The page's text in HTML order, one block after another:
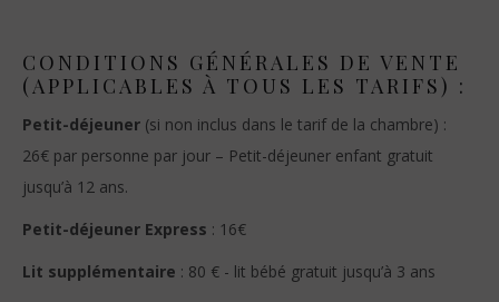
CONDITIONS GÉNÉRALES DE VENTE
(APPLICABLES À TOUS LES TARIFS) :
Petit-déjeuner (si non inclus dans le tarif de la chambre) :
26€ par personne par jour – Petit-déjeuner enfant gratuit
jusqu’à 12 ans.
Petit-déjeuner Express : 16€
Lit supplémentaire : 80 € - lit bébé gratuit jusqu’à 3 ans